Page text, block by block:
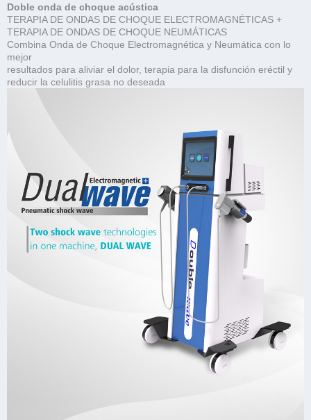
Doble onda de choque acústica
TERAPIA DE ONDAS DE CHOQUE ELECTROMAGNÉTICAS +
TERAPIA DE ONDAS DE CHOQUE NEUMÁTICAS
Combina Onda de Choque Electromagnética y Neumática con lo
mejor
resultados para aliviar el dolor, terapia para la disfunción eréctil y
reducir la celulitis grasa no deseada